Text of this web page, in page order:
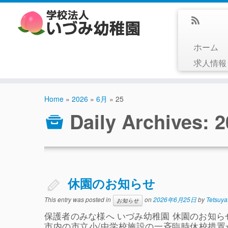
ホーム
求人
Home » 2026 » 6月 » 25
Daily Archives:
休園のお知らせ
This entry was posted in お知らせ on2026年6月25日byTetsuya
保護者のみな様へ いづみ幼稚園 休園のお知